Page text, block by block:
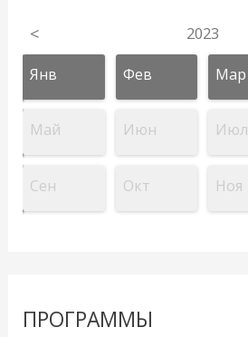
< 2023
Янв Фев Мар
Май Июн Июл
Сен Окт Ноя
ПРОГРАММЫ